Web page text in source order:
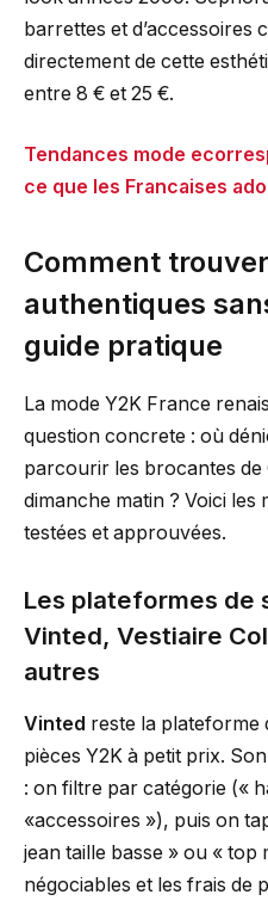
barrettes et d’accessoires
directement de cette
entre 8 € et 25 €.
Tendances mode
ce que les Francaises
Comment
authentiques
guide pratique
La mode Y2K France
question concrete : où
parcourir les brocantes
dimanche matin ? Voici les
testées et approuvées.
Les plateformes de
Vinted, Vestiaire
autres
Vinted reste la plateforme
pièces Y2K à petit prix.
: on filtre par catégorie («
«accessoires »), puis on
jean taille basse » ou « top
négociables et les frais de